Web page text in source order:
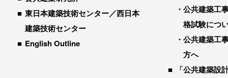
東日本建築技術センター／西日本
建築技術センター
English Outline
公共建築工
格試験につ
公共建築工
方へ
「公共建築設